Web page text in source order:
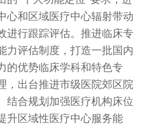
心和区域医疗中心辐射带动
进行跟踪评估。推进临床专
力评估制度，打造一批国内
的优势临床学科和特色专
，出台推进市级医院郊区院
结合规划加强医疗机构床位
升区域性医疗中心服务能